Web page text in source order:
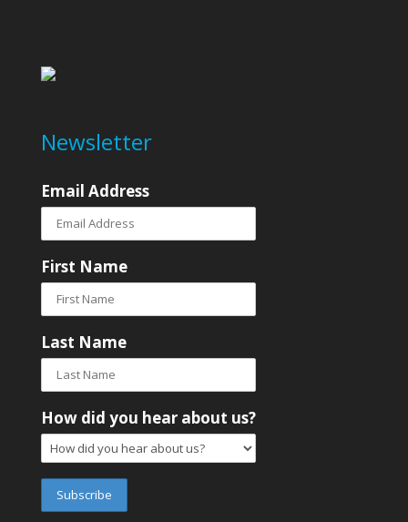
Newsletter
Email Address
First Name
Last Name
How did you hear about us?